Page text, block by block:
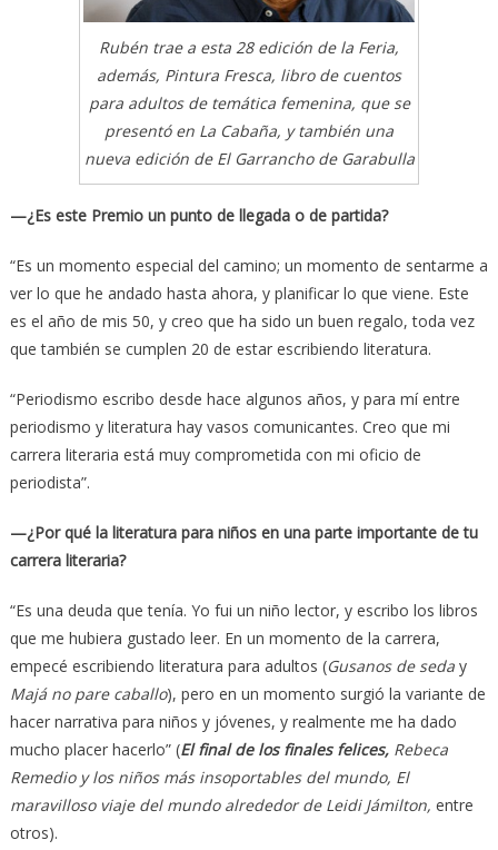
Rubén trae a esta 28 edición de la Feria,
además, Pintura Fresca, libro de cuentos
para adultos de temática femenina, que se
presentó en La Cabaña, y también una
nueva edición de El Garrancho de Garabulla
—¿Es este Premio un punto de llegada o de partida?
“Es un momento especial del camino; un momento de sentarme a
ver lo que he andado hasta ahora, y planificar lo que viene. Este
es el año de mis 50, y creo que ha sido un buen regalo, toda vez
que también se cumplen 20 de estar escribiendo literatura.
“Periodismo escribo desde hace algunos años, y para mí entre
periodismo y literatura hay vasos comunicantes. Creo que mi
carrera literaria está muy comprometida con mi oficio de
periodista”.
—¿Por qué la literatura para niños en una parte importante de tu
carrera literaria?
“Es una deuda que tenía. Yo fui un niño lector, y escribo los libros
que me hubiera gustado leer. En un momento de la carrera,
empecé escribiendo literatura para adultos (Gusanos de seday
Majá no pare caballo), pero en un momento surgió la variante de
hacer narrativa para niños y jóvenes, y realmente me ha dado
mucho placer hacerlo” (El final de los finales felices, Rebeca
Remedio y los niños más insoportables del mundo, El
maravilloso viaje del mundo alrededor de Leidi Jámilton, entre
otros).